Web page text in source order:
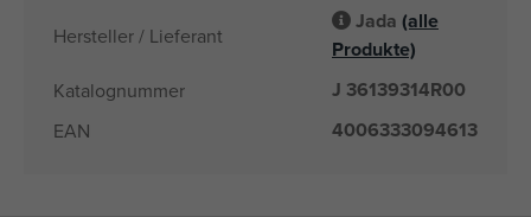
Hersteller / Lieferant
Jada (alle
Produkte)
Katalognummer J 36139314R00
EAN 4006333094613